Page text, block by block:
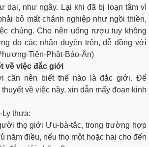
dại, như ngây. Lại khi đã bị loạn tâm vì
bỏ mất chánh nghiệp như ngồi thiền,
chúng. Cho nên uống rượu tuy không
do các nhân duyên trên, dễ đồng với
Tiện-Phật-Báo-Ân)
về việc đắc giới
cần nên biết thế nào là đắc giới. Ðể
về việc nầy, xin dẫn mấy đoạn kinh
Ly thưa:
thọ giới Ưu-bà-tắc, trong trường hợp
năm điều, nếu thọ một hoặc hai cho đến